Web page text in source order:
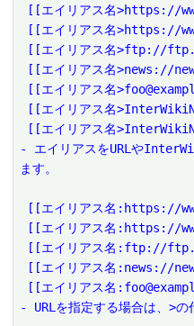
[[エイリアス名>https://
[[エイリアス名>https://
[[エイリアス名>ftp://
[[エイリアス名>news://
[[エイリアス名
[[エイリアス名
[[エイリアス名
- エイリアスをURLや
ます。
[[エイリアス名:https://
[[エイリアス名:https://
[[エイリアス名:ftp://
[[エイリアス名:news://
[[エイリアス名
- URLを指定する場合は、>の